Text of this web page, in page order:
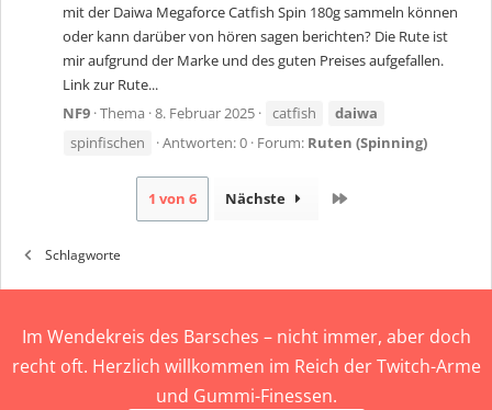
mit der Daiwa Megaforce Catfish Spin 180g sammeln können
oder kann darüber von hören sagen berichten? Die Rute ist
mir aufgrund der Marke und des guten Preises aufgefallen.
Link zur Rute...
NF9 Thema 8. Februar 2025 catfish
daiwa
spinfischen
Antworten: 0 Forum: Ruten (Spinning)
1 von 6 Nächste
Schlagworte
Im Wendekreis des Barsches – nicht immer, aber doch
recht oft. Herzlich willkommen im Reich der Twitch-Arme
und Gummi-Finessen.